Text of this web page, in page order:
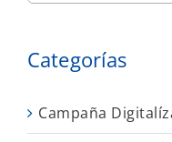
Categorías
Campaña